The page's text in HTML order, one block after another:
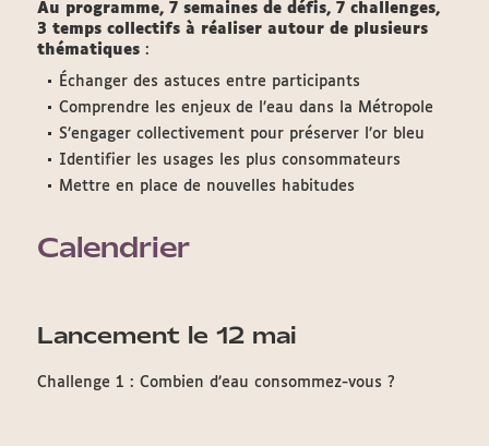
Au programme, 7 semaines de défis, 7 challenges,
3 temps collectifs à réaliser autour de plusieurs
thématiques :
Échanger des astuces entre participants
Comprendre les enjeux de l’eau dans la Métropole
S’engager collectivement pour préserver l’or bleu
Identifier les usages les plus consommateurs
Mettre en place de nouvelles habitudes
Calendrier
Lancement le 12 mai
Challenge 1 : Combien d’eau consommez-vous ?